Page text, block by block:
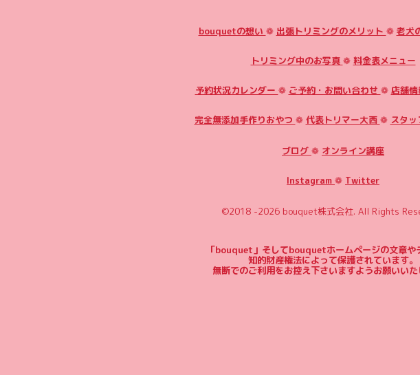
bouquetの想い ❁ 出張トリミングのメリット ❁ 老犬
トリミング中のお写真 ❁ 料金表メニュー
予約状況カレンダー ❁ ご予約・お問い合わせ ❁ 店舗
完全無添加手作りおやつ ❁ 代表トリマー大西 ❁ スタ
ブログ ❁ オンライン講座
Instagram ❁ Twitter
©2018 -2026 bouquet株式会社. All Rights
「bouquet」そしてbouquetホームページの文章や
知的財産権法によって保護されています。
無断でのご利用をお控え下さいますようお願いいた